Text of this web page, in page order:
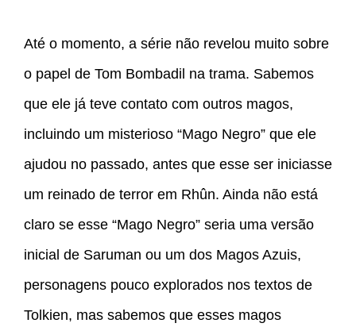
Até o momento, a série não revelou muito sobre
o papel de Tom Bombadil na trama. Sabemos
que ele já teve contato com outros magos,
incluindo um misterioso “Mago Negro” que ele
ajudou no passado, antes que esse ser iniciasse
um reinado de terror em Rhûn. Ainda não está
claro se esse “Mago Negro” seria uma versão
inicial de Saruman ou um dos Magos Azuis,
personagens pouco explorados nos textos de
Tolkien, mas sabemos que esses magos